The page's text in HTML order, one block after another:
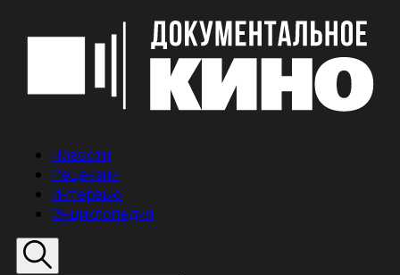
Новости
Рецензии
Интервью
Энциклопедия